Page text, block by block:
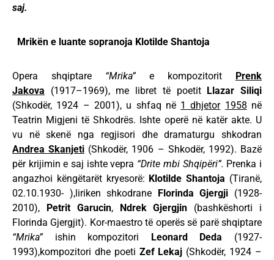
saj.
Mrikën e luante sopranoja Klotilde Shantoja
Opera shqiptare “Mrika”e kompozitorit Prenk
Jakova (1917–1969), me libret të poetit Llazar Siliqi
(Shkodër, 1924 – 2001), u shfaq në 1 dhjetor 1958në
Teatrin Migjeni të Shkodrës. Ishte operë në katër akte. U
vu në skenë nga regjisori dhe dramaturgu shkodran
Andrea Skanjeti (Shkodër, 1906 – Shkodër, 1992). Bazë
për krijimin e saj ishte vepra “Drite mbi Shqipëri”. Prenka i
angazhoi këngëtarët kryesorë: Klotilde Shantoja (Tiranë,
02.10.1930- ),liriken shkodrane Florinda Gjergji (1928-
2010), Petrit Garucin,Ndrek Gjergjin (bashkëshorti i
Florinda Gjergjit). Kor-maestro të operës së parë shqiptare
“Mrika”ishin kompozitori Leonard Deda (1927-
1993),kompozitori dhe poeti Zef Lekaj (Shkodër, 1924 –